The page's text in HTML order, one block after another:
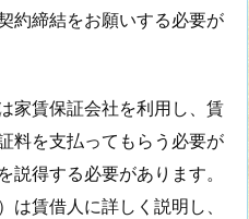
約締結をお願いする必要が
家賃保証会社を利用し、賃
料を支払ってもらう必要が
説得する必要があります。
は賃借人に詳しく説明し、